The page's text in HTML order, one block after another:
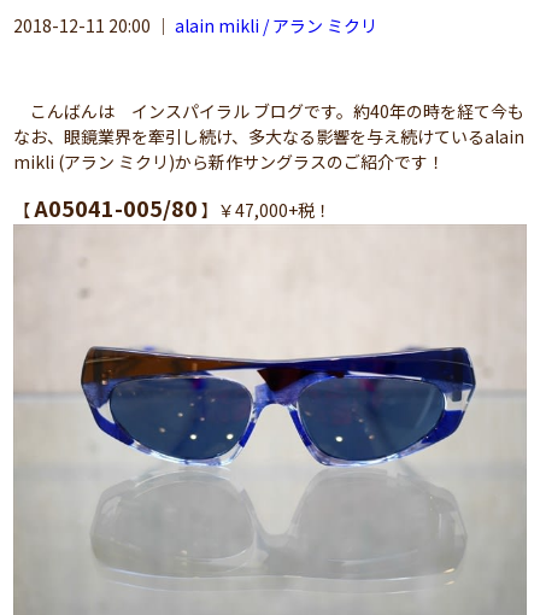
2018-12-11 20:00 ｜alain mikli / アラン ミクリ
こんばんは インスパイラル ブログです。約40年の時を経て今も
なお、眼鏡業界を牽引し続け、多大なる影響を与え続けているalain
mikli (アラン ミクリ)から新作サングラスのご紹介です！
【A05041-005/80 】￥47,000+税！